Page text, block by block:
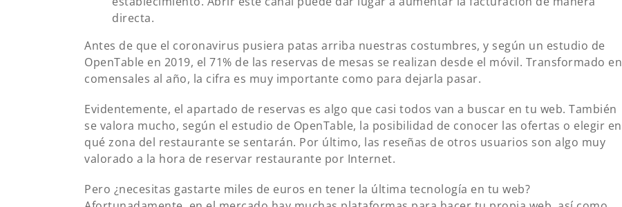
directa.
Antes de que el coronavirus pusiera patas arriba nuestras costumbres, y según un estudio de
OpenTable en 2019, el 71% de las reservas de mesas se realizan desde el móvil. Transformado en
comensales al año, la cifra es muy importante como para dejarla pasar.
Evidentemente, el apartado de reservas es algo que casi todos van a buscar en tu web. También
se valora mucho, según el estudio de OpenTable, la posibilidad de conocer las ofertas o elegir en
qué zona del restaurante se sentarán. Por último, las reseñas de otros usuarios son algo muy
valorado a la hora de reservar restaurante por Internet.
Pero ¿necesitas gastarte miles de euros en tener la última tecnología en tu web?